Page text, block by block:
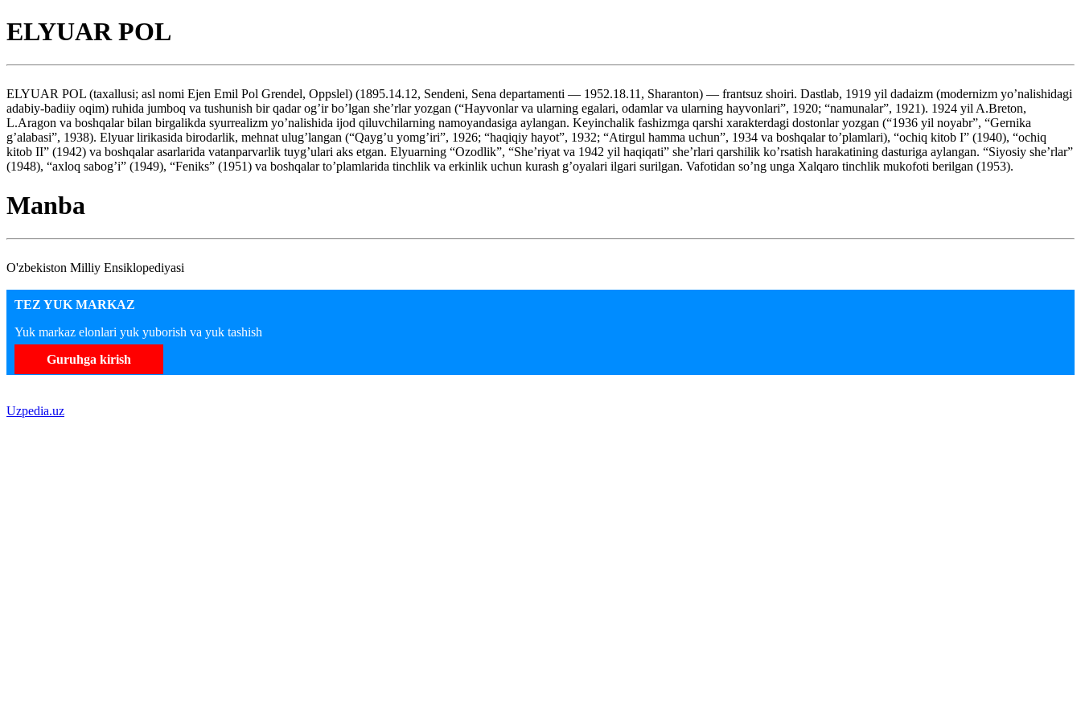
ELYUAR POL
ELYUAR POL (taxallusi; asl nomi Ejen Emil Pol Grendel, Oppslel) (1895.14.12, Sendeni, Sena departamenti — 1952.18.11, Sharanton) — frantsuz shoiri. Dastlab, 1919 yil dadaizm (modernizm yo’nalishidagi
adabiy-badiiy oqim) ruhida jumboq va tushunish bir qadar og’ir bo’lgan she’rlar yozgan (“Hayvonlar va ularning egalari, odamlar va ularning hayvonlari”, 1920; “namunalar”, 1921). 1924 yil A.Breton,
L.Aragon va boshqalar bilan birgalikda syurrealizm yo’nalishida ijod qiluvchilarning namoyandasiga aylangan. Keyinchalik fashizmga qarshi xarakterdagi dostonlar yozgan (“1936 yil noyabr”, “Gernika
g’alabasi”, 1938). Elyuar lirikasida birodarlik, mehnat ulug’langan (“Qayg’u yomg’iri”, 1926; “haqiqiy hayot”, 1932; “Atirgul hamma uchun”, 1934 va boshqalar to’plamlari), “ochiq kitob I” (1940), “ochiq
kitob II” (1942) va boshqalar asarlarida vatanparvarlik tuyg’ulari aks etgan. Elyuarning “Ozodlik”, “She’riyat va 1942 yil haqiqati” she’rlari qarshilik ko’rsatish harakatining dasturiga aylangan. “Siyosiy she’rlar”
(1948), “axloq sabog’i” (1949), “Feniks” (1951) va boshqalar to’plamlarida tinchlik va erkinlik uchun kurash g’oyalari ilgari surilgan. Vafotidan so’ng unga Xalqaro tinchlik mukofoti berilgan (1953).
Manba
O'zbekiston Milliy Ensiklopediyasi
TEZ YUK MARKAZ
Yuk markaz elonlari yuk yuborish va yuk tashish
Guruhga kirish
Uzpedia.uz